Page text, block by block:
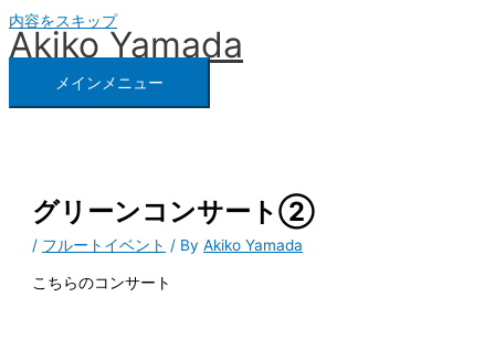
内容をスキップ
Akiko Yamada
メインメニュー
グリーンコンサート②
/ フルートイベント / ByAkiko Yamada
こちらのコンサート